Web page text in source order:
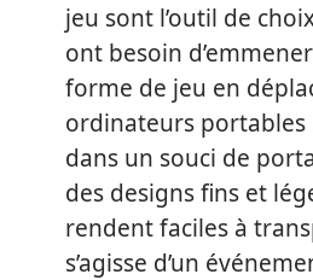
jeu sont l’outil de
ont besoin
forme de jeu en
ordinateurs portables
dans un souci de
des designs fins et
rendent faciles à
s’agisse d’un